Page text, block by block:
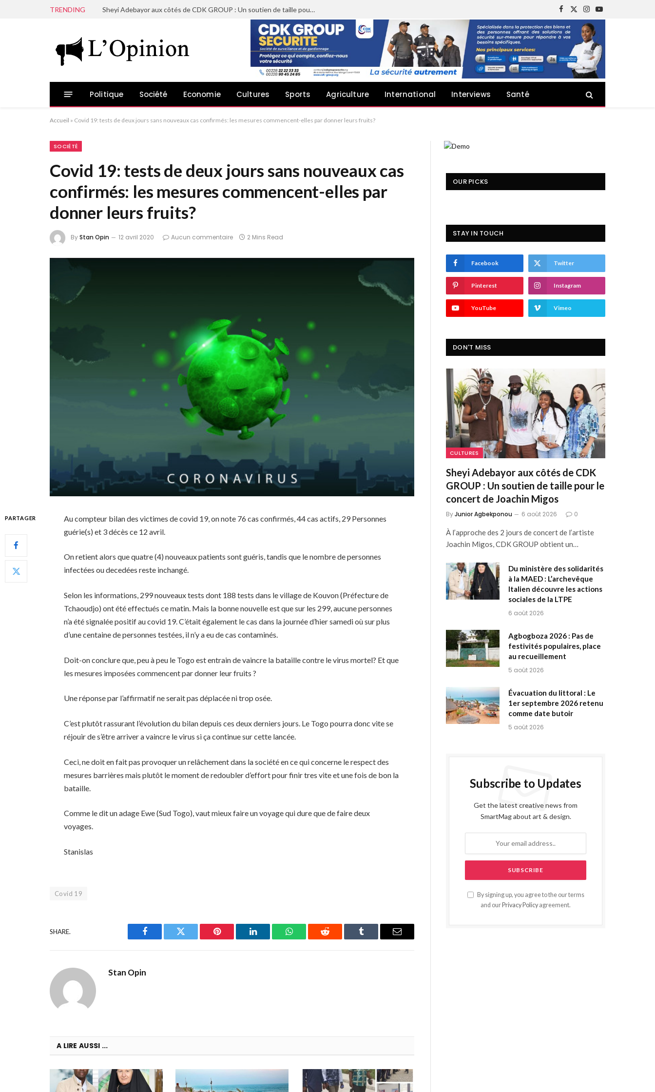
TRENDING Sheyi Adebayor aux côtés de CDK GROUP : Un soutien de taille pour le concert de Joachin Migos
Facebook
X
(Twitter)
Instagram
YouTube
Politique Société Economie Cultures Sports Agriculture International Interviews Santé
Accueil » Covid 19: tests de deux jours sans nouveaux cas confirmés: les mesures commencent-elles par donner leurs fruits?
SOCIÉTÉ
Covid 19: tests de deux jours sans nouveaux cas
confirmés: les mesures commencent-elles par
donner leurs fruits?
ByStan Opin 12 avril 2020 Aucun commentaire 2 Mins Read
PARTAGER
Au compteur bilan des victimes de covid 19, on note 76 cas confirmés, 44 cas actifs, 29 Personnes
guérie(s) et 3 décès ce 12 avril.
On retient alors que quatre (4) nouveaux patients sont guéris, tandis que le nombre de personnes
infectées ou decedées reste inchangé.
Selon les informations, 299 nouveaux tests dont 188 tests dans le village de Kouvon (Préfecture de
Tchaoudjo) ont été effectués ce matin. Mais la bonne nouvelle est que sur les 299, aucune personnes
n’a été signalée positif au covid 19. C’était également le cas dans la journée d’hier samedi où sur plus
d’une centaine de personnes testées, il n’y a eu de cas contaminés.
Doit-on conclure que, peu à peu le Togo est entrain de vaincre la bataille contre le virus mortel? Et que
les mesures imposées commencent par donner leur fruits ?
Une réponse par l’affirmatif ne serait pas déplacée ni trop osée.
C’est plutôt rassurant l’évolution du bilan depuis ces deux derniers jours. Le Togo pourra donc vite se
réjouir de s’être arriver a vaincre le virus si ça continue sur cette lancée.
Ceci, ne doit en fait pas provoquer un relâchement dans la société en ce qui concerne le respect des
mesures barrières mais plutôt le moment de redoubler d’effort pour finir tres vite et une fois de bon la
bataille.
Comme le dit un adage Ewe (Sud Togo), vaut mieux faire un voyage qui dure que de faire deux
voyages.
Stanislas
Covid 19
SHARE.
Facebook Twitter Pinterest LinkedIn WhatsAppReddit Tumblr Email
Stan Opin
A LIRE AUSSI ...
OUR PICKS
STAY IN TOUCH
Facebook Twitter
Pinterest Instagram
YouTube Vimeo
DON'T MISS
CULTURES
Sheyi Adebayor aux côtés de CDK
GROUP : Un soutien de taille pour le
concert de Joachin Migos
ByJunior Agbekponou 6 août 2026 0
À l’approche des 2 jours de concert de l’artiste
Joachin Migos, CDK GROUP obtient un…
Du ministère des solidarités
à la MAED : L’archevêque
Italien découvre les actions
sociales de la LTPE
6 août 2026
Agbogboza 2026 : Pas de
festivités populaires, place
au recueillement
5 août 2026
Évacuation du littoral : Le
1er septembre 2026 retenu
comme date butoir
5 août 2026
Subscribe to Updates
Get the latest creative news from
SmartMag about art & design.
By signing up, you agree to the our terms
and our Privacy Policy agreement.